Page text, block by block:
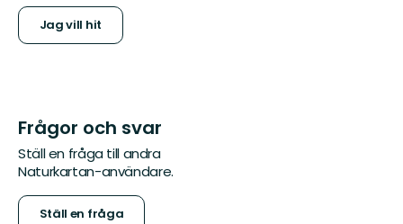
Jag vill hit
Frågor och svar
Ställ en fråga till andra
Naturkartan-användare.
Ställ en fråga